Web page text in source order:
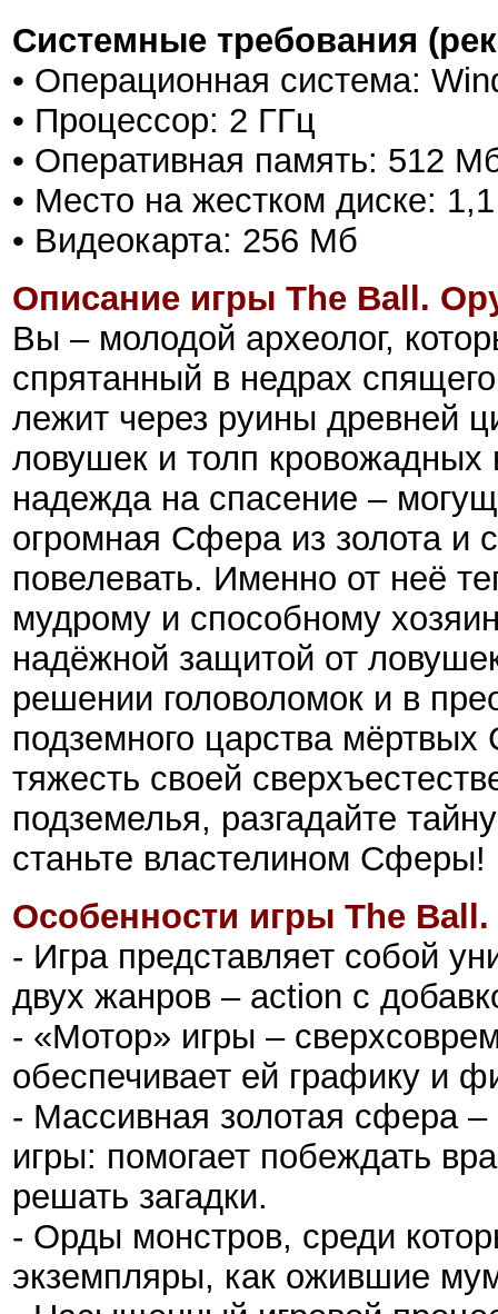
Системные требования
• Операционная система:
• Процессор: 2 ГГц
• Оперативная память: 512
• Место на жестком диске:
• Видеокарта: 256 Мб
Описание игры The Ball.
Вы – молодой археолог,
спрятанный в недрах
лежит через руины древней
ловушек и толп кровожадных
надежда на спасение –
огромная Сфера из золота и
повелевать. Именно от неё
мудрому и способному
надёжной защитой от
решении головоломок и в
подземного царства
тяжесть своей
подземелья, разгадайте
станьте властелином Сферы!
Особенности игры The
- Игра представляет собой
двух жанров – action с
- «Мотор» игры –
обеспечивает ей графику и
- Массивная золотая сфера –
игры: помогает побеждать
решать загадки.
- Орды монстров, среди
экземпляры, как ожившие